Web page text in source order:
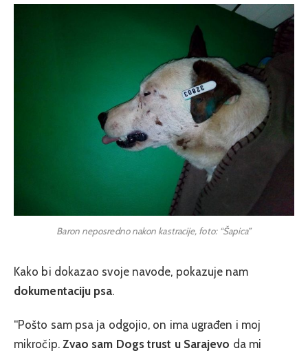
Baron neposredno nakon kastracije, foto: “Šapica”
Kako bi dokazao svoje navode, pokazuje nam
dokumentaciju psa.
“Pošto sam psa ja odgojio, on ima ugrađen i moj
mikročip. Zvao sam Dogs trust u Sarajevo da mi